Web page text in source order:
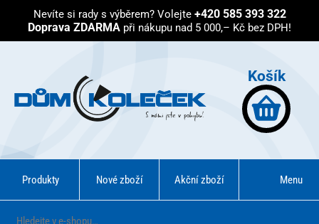
Nevíte si rady s výběrem? Volejte +420 585 393 322
Doprava ZDARMA při nákupu nad 5 000,– Kč bez DPH!
Košík
Produkty Nové zboží Akční zboží Menu